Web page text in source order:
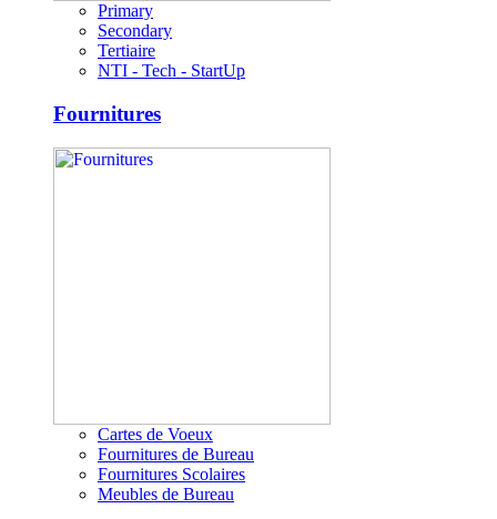
Primary
Secondary
Tertiaire
NTI - Tech - StartUp
Fournitures
Cartes de Voeux
Fournitures de Bureau
Fournitures Scolaires
Meubles de Bureau